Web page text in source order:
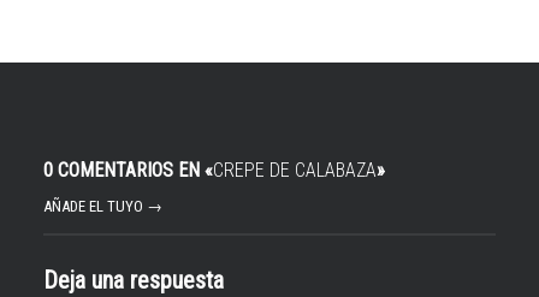
0 COMENTARIOS EN «CREPE DE CALABAZA»
AÑADE EL TUYO →
Deja una respuesta